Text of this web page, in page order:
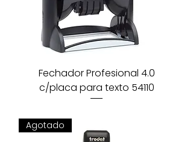
Fechador Profesional 4.0
c/placa para texto 54110
Agotado